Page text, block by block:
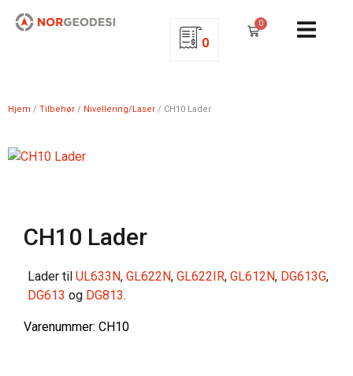
0
0
Hjem / Tilbehør / Nivellering/Laser / CH10 Lader
CH10 Lader
Lader til UL633N, GL622N, GL622IR, GL612N, DG613G,
DG613 og DG813.
Varenummer: CH10